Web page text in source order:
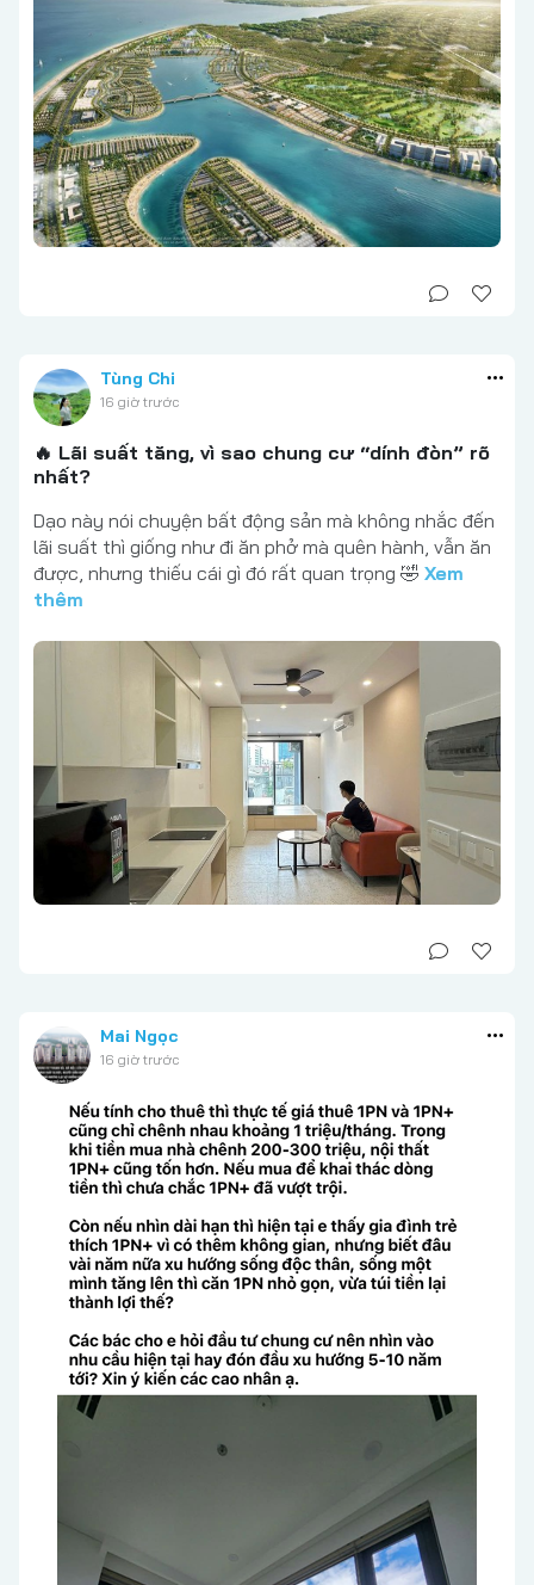
Tùng Chi
16 giờ trước
🔥 Lãi suất tăng, vì sao chung cư “dính đòn” rõ
nhất?
Dạo này nói chuyện bất động sản mà không nhắc đến
lãi suất thì giống như đi ăn phở mà quên hành, vẫn ăn
được, nhưng thiếu cái gì đó rất quan trọng 🤣 Xem
thêm
Mai Ngọc
16 giờ trước